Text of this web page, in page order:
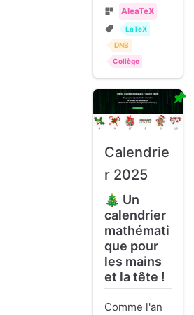
AleaTeX
LaTeX
DNB
Collège
Calendrie
r 2025
🎄 Un
calendrier
mathémati
que pour
les mains
et la tête !
Comme l'an